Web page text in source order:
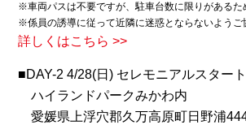
※車両パスは不要ですが、駐車台数に限りがあるた
※係員の誘導に従って近隣に迷惑とならないようご
詳しくはこちら >>
■DAY-2 4/28(日) セレモニアルスタート
ハイランドパークみかわ内
愛媛県上浮穴郡久万高原町日野浦